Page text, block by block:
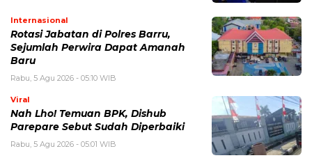
Internasional
Rotasi Jabatan di Polres Barru,
Sejumlah Perwira Dapat Amanah
Baru
Rabu, 5 Agu 2026 - 05:10 WIB
Viral
Nah Lho! Temuan BPK, Dishub
Parepare Sebut Sudah Diperbaiki
Rabu, 5 Agu 2026 - 05:01 WIB